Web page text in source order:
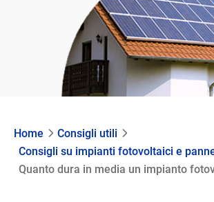
Home
Consigli utili
Consigli su impianti fotovoltaici e
Quanto dura in media un impianto